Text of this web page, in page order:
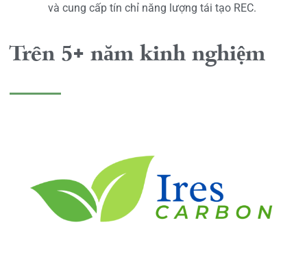
và cung cấp tín chỉ năng lượng tái tạo REC.
Trên 5+ năm kinh nghiệm